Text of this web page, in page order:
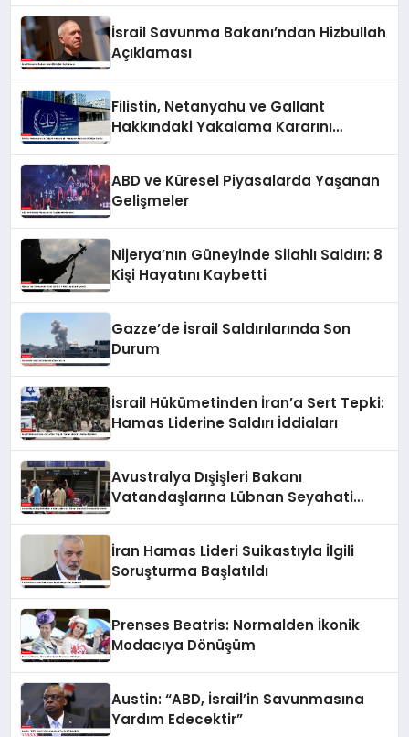
İsrail Savunma Bakanı’ndan Hizbullah
Açıklaması
Filistin, Netanyahu ve Gallant
Hakkındaki Yakalama Kararını
ABD ve Küresel Piyasalarda Yaşanan
Gelişmeler
Nijerya’nın Güneyinde Silahlı Saldırı: 8
Kişi Hayatını Kaybetti
Gazze’de İsrail Saldırılarında Son
Durum
İsrail Hükümetinden İran’a Sert Tepki:
Hamas Liderine Saldırı İddiaları
Avustralya Dışişleri Bakanı
Vatandaşlarına Lübnan Seyahati
İran Hamas Lideri Suikastıyla İlgili
Soruşturma Başlatıldı
Prenses Beatris: Normalden İkonik
Modacıya Dönüşüm
Austin: “ABD, İsrail’in Savunmasına
Yardım Edecektir”